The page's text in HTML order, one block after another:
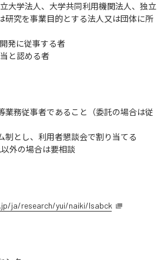
大学法人、大学共同利用機関法人、独立
研究を事業目的とする法人又は団体に所
発に従事する者
と認める者
業務従事者であること（委託の場合は従
制とし、利用者懇談会で割り当てる
外の場合は要相談
ja/research/yui/naiki/lsabck